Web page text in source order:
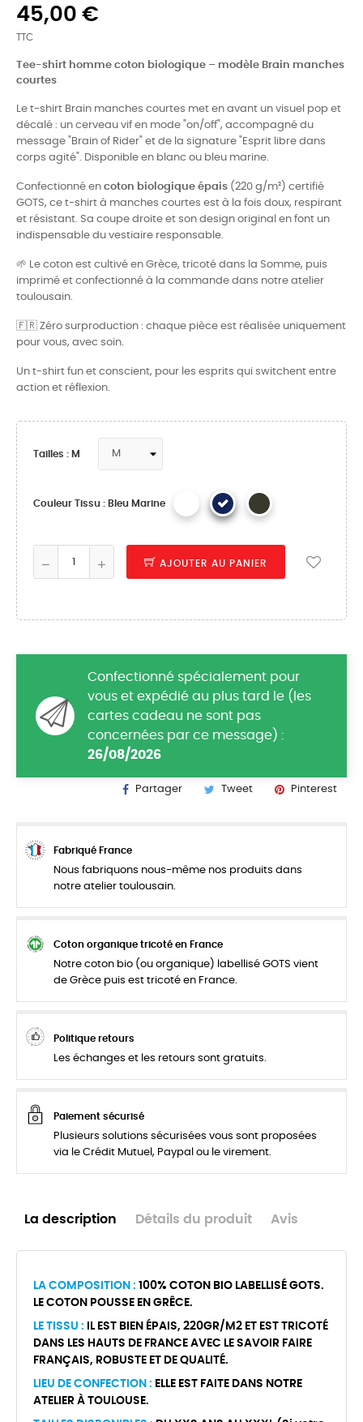
45,00 €
TTC
Tee-shirt homme coton biologique – modèle Brain manches
courtes
Le t-shirt Brain manches courtes met en avant un visuel pop et
décalé : un cerveau vif en mode "on/off", accompagné du
message "Brain of Rider" et de la signature "Esprit libre dans
corps agité". Disponible en blanc ou bleu marine.
Confectionné en coton biologique épais (220 g/m²) certifié
GOTS, ce t-shirt à manches courtes est à la fois doux, respirant
et résistant. Sa coupe droite et son design original en font un
indispensable du vestiaire responsable.
🌱 Le coton est cultivé en Grèce, tricoté dans la Somme, puis
imprimé et confectionné à la commande dans notre atelier
toulousain.
🇫🇷 Zéro surproduction : chaque pièce est réalisée uniquement
pour vous, avec soin.
Un t-shirt fun et conscient, pour les esprits qui switchent entre
action et réflexion.
Tailles : M
Couleur Tissu : Bleu Marine
AJOUTER AU PANIER
Confectionné spécialement pour
vous et expédié au plus tard le (les
cartes cadeau ne sont pas
concernées par ce message) :
26/08/2026
Partager Tweet Pinterest
Fabriqué France
Nous fabriquons nous-même nos produits dans
notre atelier toulousain.
Coton organique tricoté en France
Notre coton bio (ou organique) labellisé GOTS vient
de Grèce puis est tricoté en France.
Politique retours
Les échanges et les retours sont gratuits.
Paiement sécurisé
Plusieurs solutions sécurisées vous sont proposées
via le Crédit Mutuel, Paypal ou le virement.
La description Détails du produit Avis
LA COMPOSITION : 100% COTON BIO LABELLISÉ GOTS.
LE COTON POUSSE EN GRÊCE.
LE TISSU : IL EST BIEN ÉPAIS, 220GR/M2 ET EST TRICOTÉ
DANS LES HAUTS DE FRANCE AVEC LE SAVOIR FAIRE
FRANÇAIS, ROBUSTE ET DE QUALITÉ.
LIEU DE CONFECTION : ELLE EST FAITE DANS NOTRE
ATELIER À TOULOUSE.